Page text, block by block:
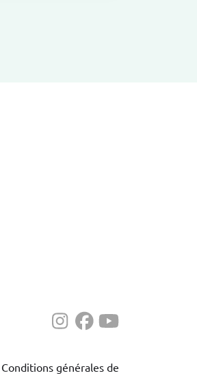
Conditions générales de